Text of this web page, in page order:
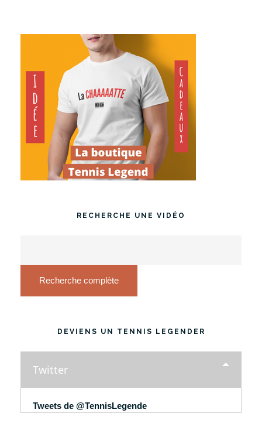
RECHERCHE UNE VIDÉO
Recherche complète
DEVIENS UN TENNIS LEGENDER
Twitter
Tweets de @TennisLegende